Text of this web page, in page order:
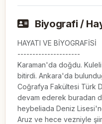
Biyografi /
HAYATI VE BİYOGRAFİSİ
---------------------
Karaman'da doğdu.
bitirdi. Ankara'da
Coğrafya Fakültesi Türk
devam ederek buradan
heybeliada Deniz
Aruz ve hece vezniyle